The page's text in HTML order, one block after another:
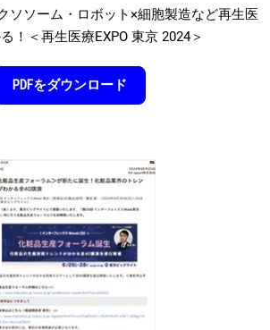
ソソーム・ロボット×細胞製造など再⽣医
！＜再⽣医療EXPO 東京 2024＞
PDFをダウンロード